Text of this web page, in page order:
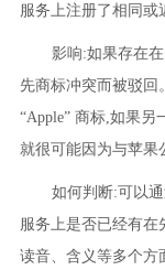
服务上注册了相同或
影响:如果存在
先商标冲突而被驳回
“Apple” 商标,如果另
就很可能因为与苹果
如何判断:可以
服务上是否已经有在
读音、含义等多个方